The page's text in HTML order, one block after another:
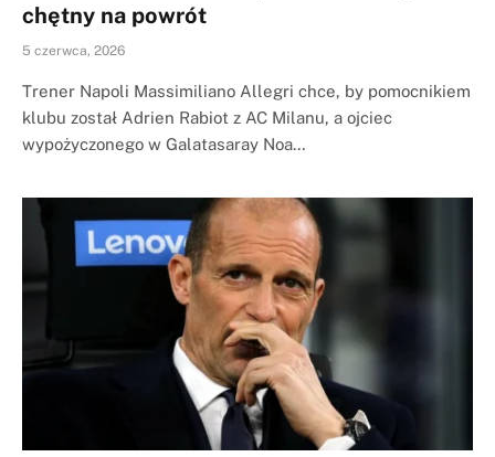
chętny na powrót
5 czerwca, 2026
Trener Napoli Massimiliano Allegri chce, by pomocnikiem
klubu został Adrien Rabiot z AC Milanu, a ojciec
wypożyczonego w Galatasaray Noa…